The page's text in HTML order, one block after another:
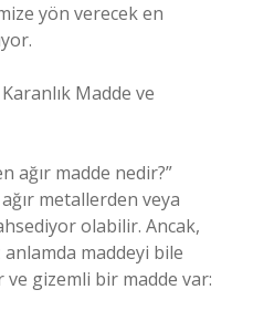
yön verecek en
Madde ve
ağır madde nedir?”
metallerden veya
olabilir. Ancak,
maddeyi bile
ve gizemli bir madde var: